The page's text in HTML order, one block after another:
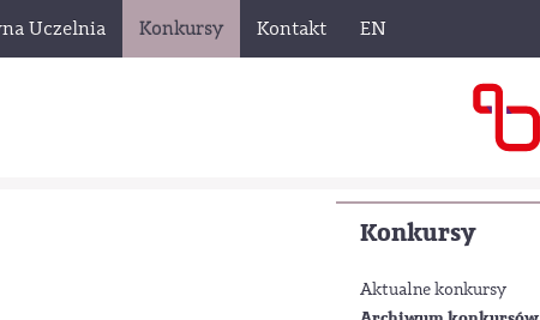
Uczelnia Konkursy Kontakt EN
Konkursy
Aktualne konkursy